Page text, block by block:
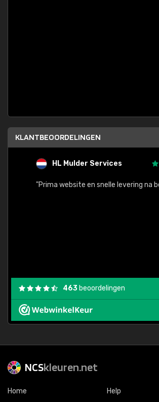
KLANTBEOORDELINGEN
HL Mulder Services
"Prima website en snelle levering na
463 beoordelingen
NCSkleuren.net
Home Help